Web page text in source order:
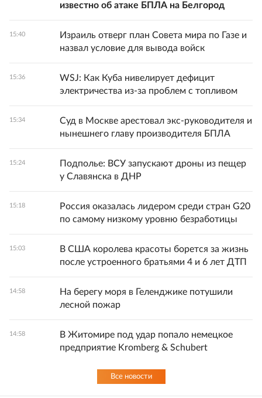
известно об атаке БПЛА на Белгород
15:40
Израиль отверг план Совета мира по Газе и
назвал условие для вывода войск
15:36
WSJ: Как Куба нивелирует дефицит
электричества из-за проблем с топливом
15:34
Суд в Москве арестовал экс-руководителя и
нынешнего главу производителя БПЛА
15:24
Подполье: ВСУ запускают дроны из пещер
у Славянска в ДНР
15:18
Россия оказалась лидером среди стран G20
по самому низкому уровню безработицы
15:03
В США королева красоты борется за жизнь
после устроенного братьями 4 и 6 лет ДТП
14:58
На берегу моря в Геленджике потушили
лесной пожар
14:58
В Житомире под удар попало немецкое
предприятие Kromberg & Schubert
Все новости